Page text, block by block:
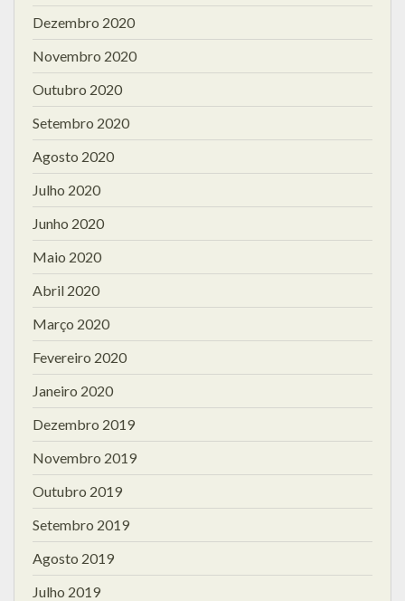
Dezembro 2020
Novembro 2020
Outubro 2020
Setembro 2020
Agosto 2020
Julho 2020
Junho 2020
Maio 2020
Abril 2020
Março 2020
Fevereiro 2020
Janeiro 2020
Dezembro 2019
Novembro 2019
Outubro 2019
Setembro 2019
Agosto 2019
Julho 2019